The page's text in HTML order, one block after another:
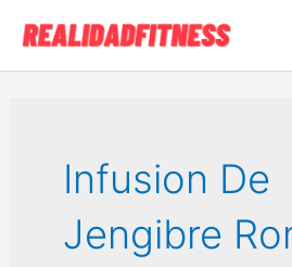
contenido
Infusion De
Jengibre